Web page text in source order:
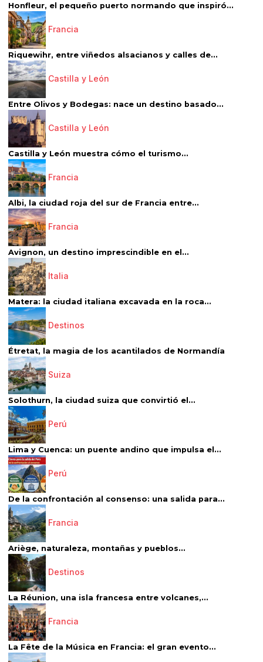
Honfleur, el pequeño puerto normando que inspiró...
Francia
Riquewihr, entre viñedos alsacianos y calles de...
Castilla y León
Entre Olivos y Bodegas: nace un destino basado...
Castilla y León
Castilla y León muestra cómo el turismo...
Francia
Albi, la ciudad roja del sur de Francia entre...
Francia
Avignon, un destino imprescindible en el...
Italia
Matera: la ciudad italiana excavada en la roca...
Destinos
Étretat, la magia de los acantilados de Normandía
Suiza
Solothurn, la ciudad suiza que convirtió el...
Perú
Lima y Cuenca: un puente andino que impulsa el...
Perú
De la confrontación al consenso: una salida para...
Francia
Ariège, naturaleza, montañas y pueblos...
Destinos
La Réunion, una isla francesa entre volcanes,...
Francia
La Fête de la Música en Francia: el gran evento...